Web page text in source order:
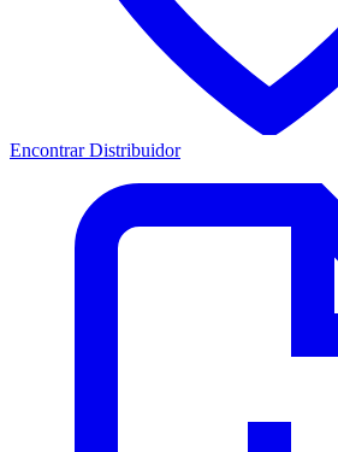
Encontrar Distribuidor